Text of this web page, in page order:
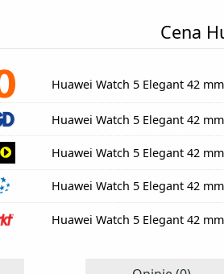
Cena
Huawei Watch 5 Elegant 42
Huawei Watch 5 Elegant 42
Huawei Watch 5 Elegant 42
Huawei Watch 5 Elegant 42
Huawei Watch 5 Elegant 42